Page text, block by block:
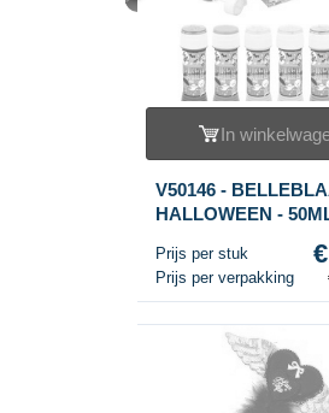
In
V50146 -
HALLOWEEN -
Prijs per stuk
Prijs per verpakking